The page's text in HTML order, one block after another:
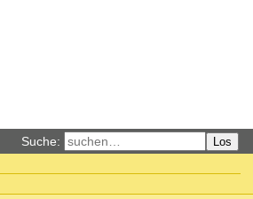
Suche: Los